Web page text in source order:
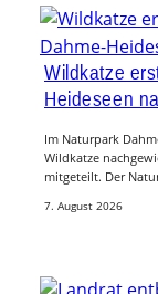
Wildkatze
Heideseen
Im Naturpark
Wildkatze
mitgeteilt. Der
7. August 2026